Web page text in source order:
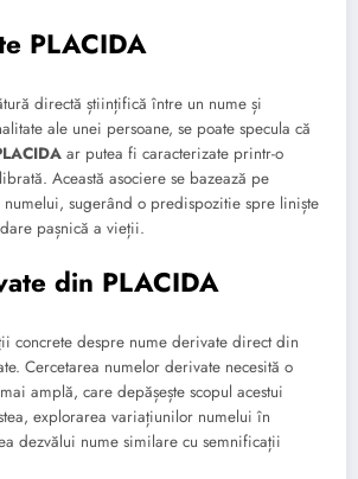
PLACIDA
directă științifică între un nume și
ale unei persoane, se poate specula că
ar putea fi caracterizate printr-o
Această asociere se bazează pe
sugerând o predispozitie spre liniște
pașnică a vieții.
din PLACIDA
concrete despre nume derivate direct din
Cercetarea numelor derivate necesită o
amplă, care depășește scopul acestui
explorarea variațiunilor numelui în
dezvălui nume similare cu semnificații